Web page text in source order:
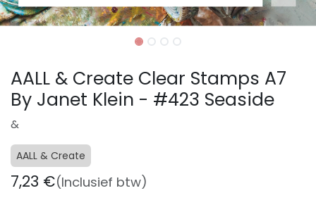
AALL & Create Clear Stamps A7
By Janet Klein - #423 Seaside
&
AALL & Create
7,23 €(Inclusief btw)